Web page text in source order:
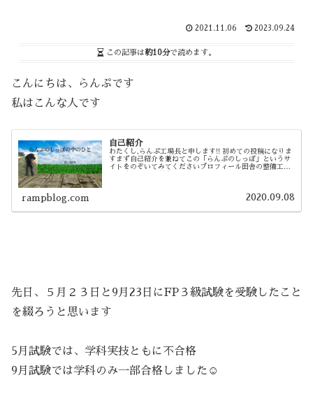
2021.11.06 2023.09.24
この記事は約10分で読めます。
こんにちは、らんぷです
私はこんな人です
自己紹介
わたくし,らんぷ工場長と申します!! 初めての投稿になりま
すまず自己紹介を兼ねてこの「らんぷのしっぽ」というサ
イトをのぞいてみてくださいプロフィール田舎の整備工場
rampblog.com 2020.09.08
先日、５月２３日と9月23日にFP３級試験を受験したこと
を綴ろうと思います
5月試験では、学科実技ともに不合格
9月試験では学科のみ一部合格しました☺️